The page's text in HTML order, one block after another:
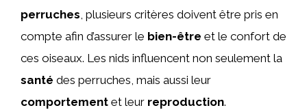
perruches , plusieurs critères doivent être pris en
compte afin d’assurer le bien-être et le confort de
ces oiseaux. Les nids influencent non seulement la
santé des perruches, mais aussi leur
comportement et leur reproduction.